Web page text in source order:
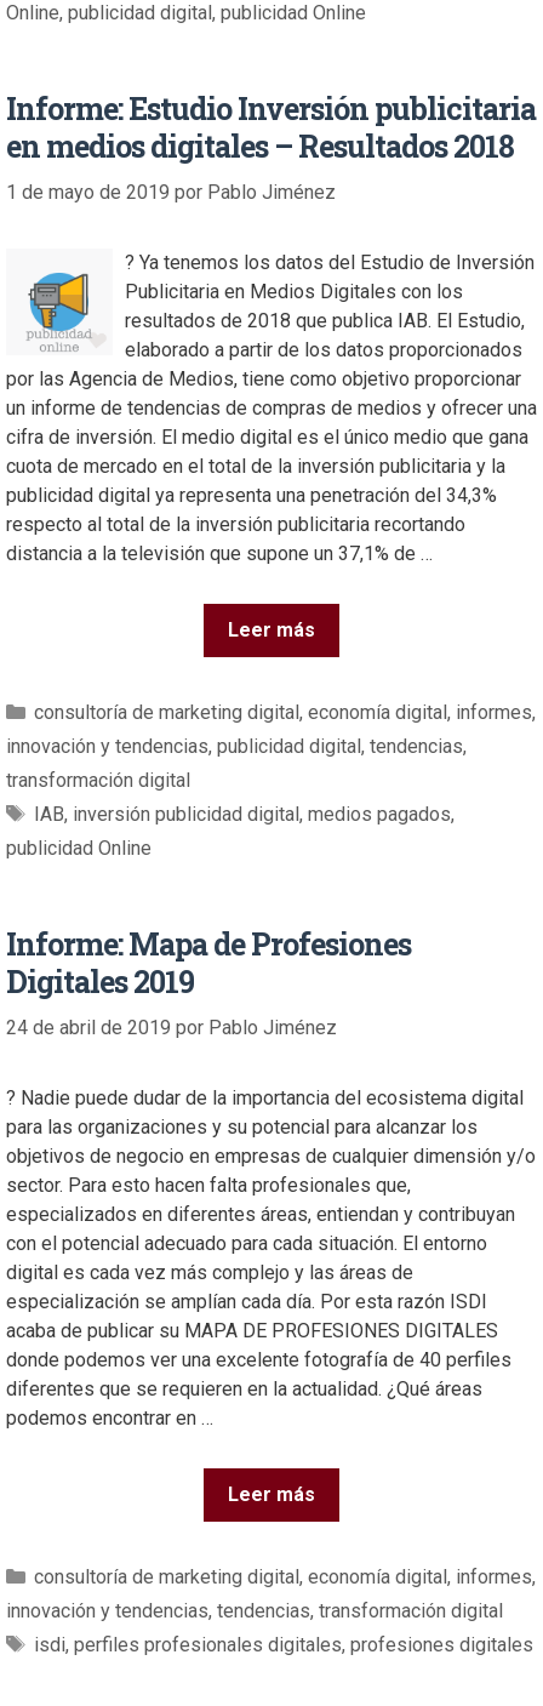
Online, publicidad digital, publicidad Online
Informe: Estudio Inversión publicitaria
en medios digitales – Resultados 2018
1 de mayo de 2019 por Pablo Jiménez
? Ya tenemos los datos del Estudio de Inversión
Publicitaria en Medios Digitales con los
resultados de 2018 que publica IAB. El Estudio,
elaborado a partir de los datos proporcionados
por las Agencia de Medios, tiene como objetivo proporcionar
un informe de tendencias de compras de medios y ofrecer una
cifra de inversión. El medio digital es el único medio que gana
cuota de mercado en el total de la inversión publicitaria y la
publicidad digital ya representa una penetración del 34,3%
respecto al total de la inversión publicitaria recortando
distancia a la televisión que supone un 37,1% de …
Leer más
consultoría de marketing digital, economía digital, informes,
innovación y tendencias, publicidad digital, tendencias,
transformación digital
IAB, inversión publicidad digital, medios pagados,
publicidad Online
Informe: Mapa de Profesiones
Digitales 2019
24 de abril de 2019 por Pablo Jiménez
? Nadie puede dudar de la importancia del ecosistema digital
para las organizaciones y su potencial para alcanzar los
objetivos de negocio en empresas de cualquier dimensión y/o
sector. Para esto hacen falta profesionales que,
especializados en diferentes áreas, entiendan y contribuyan
con el potencial adecuado para cada situación. El entorno
digital es cada vez más complejo y las áreas de
especialización se amplían cada día. Por esta razón ISDI
acaba de publicar su MAPA DE PROFESIONES DIGITALES
donde podemos ver una excelente fotografía de 40 perfiles
diferentes que se requieren en la actualidad. ¿Qué áreas
podemos encontrar en …
Leer más
consultoría de marketing digital, economía digital, informes,
innovación y tendencias, tendencias, transformación digital
isdi, perfiles profesionales digitales, profesiones digitales